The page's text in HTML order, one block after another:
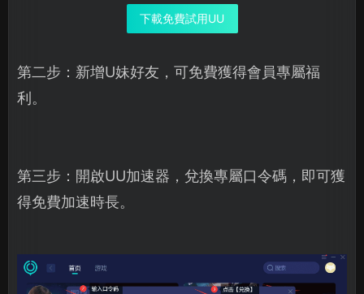
下載免費試用UU
第二步：新增U妹好友，可免費獲得會員專屬福
利。
第三步：開啟UU加速器，兌換專屬口令碼，即可獲
得免費加速時長。